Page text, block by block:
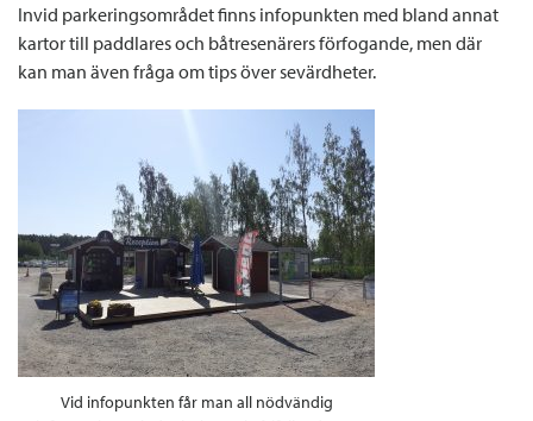
Invid parkeringsområdet finns infopunkten med bland annat
kartor till paddlares och båtresenärers förfogande, men där
kan man även fråga om tips över sevärdheter.
Vid infopunkten får man all nödvändig